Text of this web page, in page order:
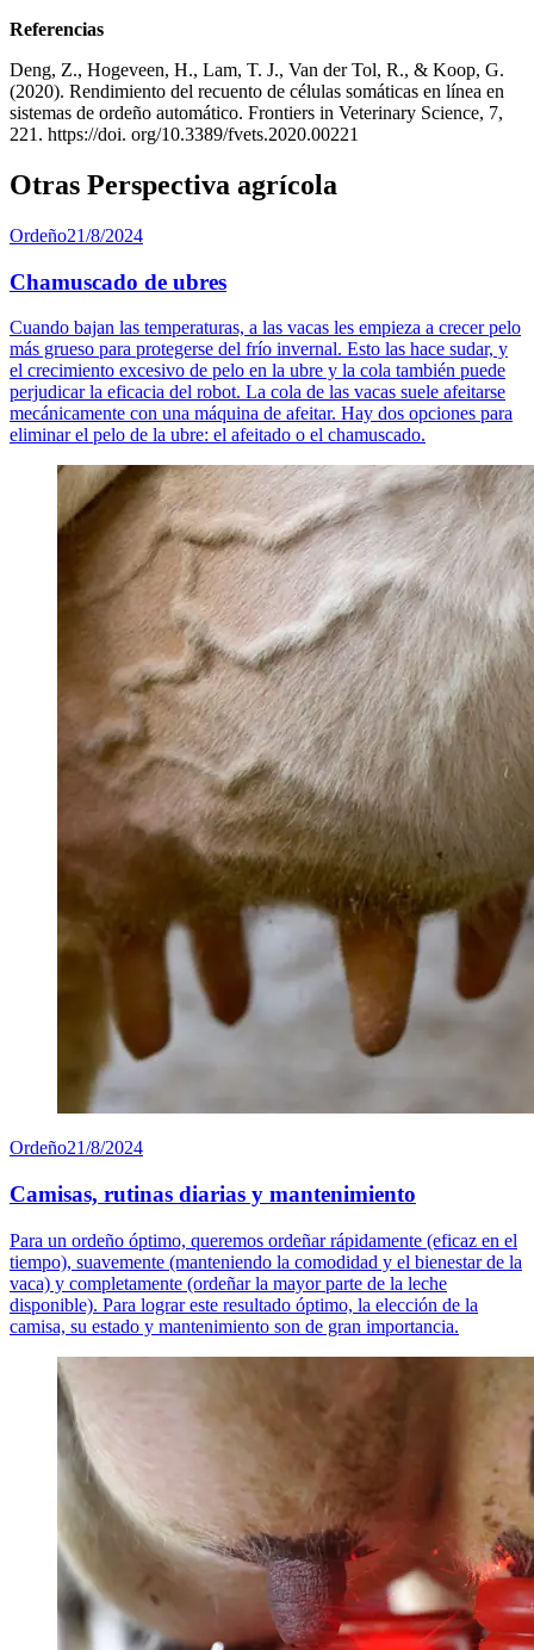
Referencias
Deng, Z., Hogeveen, H., Lam, T. J., Van der Tol, R., & Koop, G.
(2020). Rendimiento del recuento de células somáticas en línea en
sistemas de ordeño automático. Frontiers in Veterinary Science, 7,
221. https://doi. org/10.3389/fvets.2020.00221
Otras Perspectiva agrícola
Ordeño21/8/2024
Chamuscado de ubres
Cuando bajan las temperaturas, a las vacas les empieza a crecer pelo
más grueso para protegerse del frío invernal. Esto las hace sudar, y
el crecimiento excesivo de pelo en la ubre y la cola también puede
perjudicar la eficacia del robot. La cola de las vacas suele afeitarse
mecánicamente con una máquina de afeitar. Hay dos opciones para
eliminar el pelo de la ubre: el afeitado o el chamuscado.
Ordeño21/8/2024
Camisas, rutinas diarias y mantenimiento
Para un ordeño óptimo, queremos ordeñar rápidamente (eficaz en el
tiempo), suavemente (manteniendo la comodidad y el bienestar de la
vaca) y completamente (ordeñar la mayor parte de la leche
disponible). Para lograr este resultado óptimo, la elección de la
camisa, su estado y mantenimiento son de gran importancia.